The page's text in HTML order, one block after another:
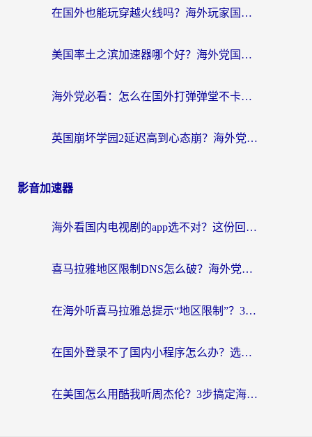
在国外也能玩穿越火线吗？海外玩家国服游戏畅玩终极指南
美国率土之滨加速器哪个好？海外党国服游戏畅玩终极指南（附多游戏解决方案）
海外党必看：怎么在国外打弹弹堂不卡？番茄加速器亲测指南
英国崩坏学园2延迟高到心态崩？海外党国服游戏加速终极指南
影音加速器
海外看国内电视剧的app选不对？这份回国加速器避坑指南帮你流畅追剧
喜马拉雅地区限制DNS怎么破？海外党听国内音乐听书的终极解决方案
在海外听喜马拉雅总提示“地区限制”？3步轻松解除+听国内音乐全攻略
在国外登录不了国内小程序怎么办？选对回国加速器，轻松解锁国内资源
在美国怎么用酷我听周杰伦？3步搞定海外听歌难题